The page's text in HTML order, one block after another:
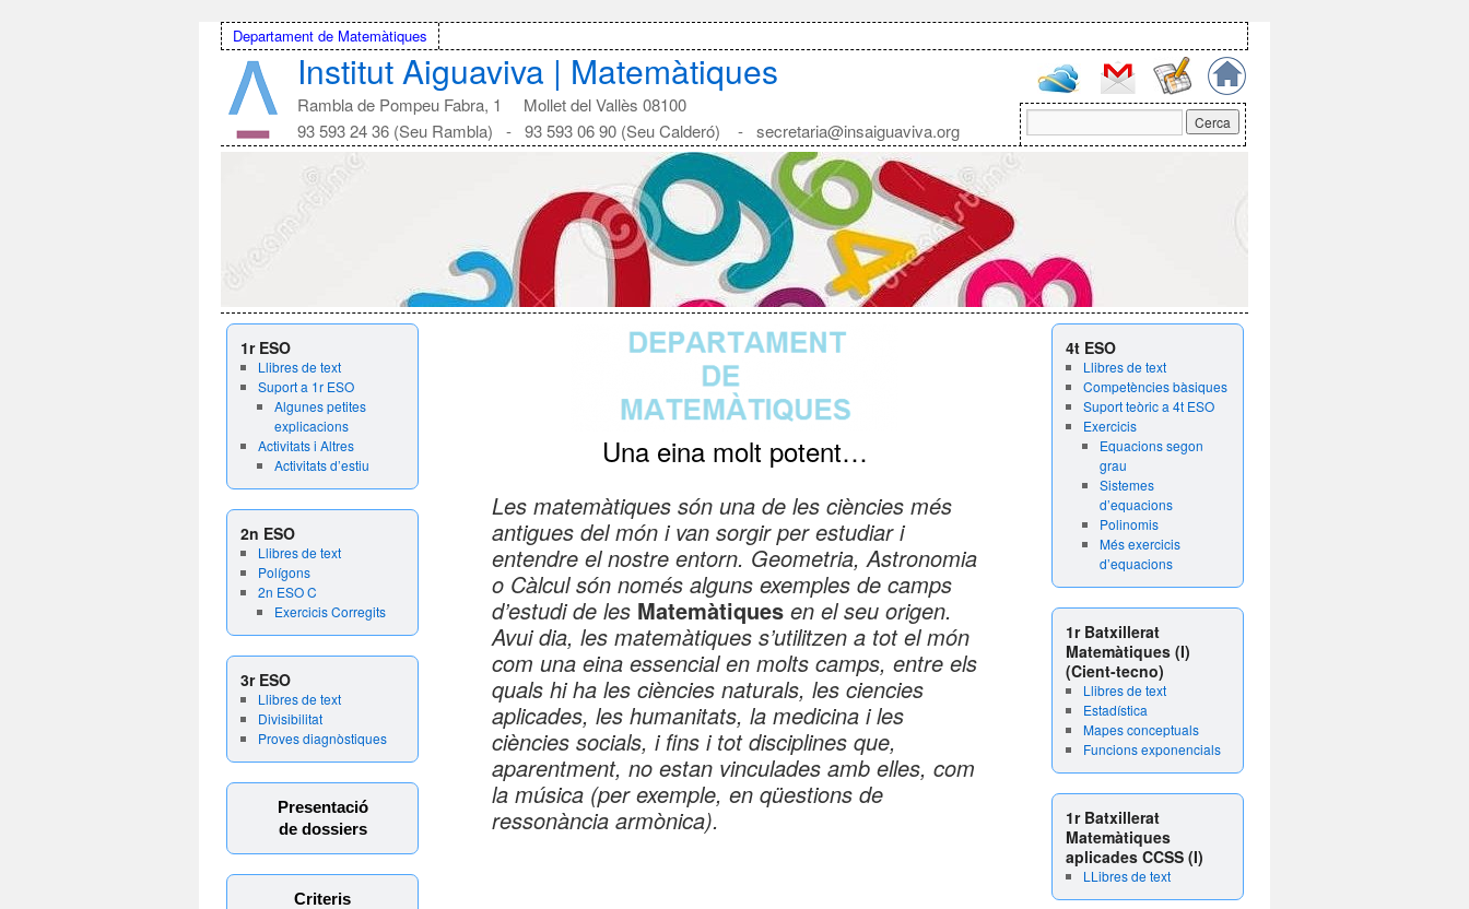
Departament de Matemàtiques
Institut Aiguaviva | Matemàtiques
Rambla de Pompeu Fabra, 1 Mollet del Vallès 08100
93 593 24 36 (Seu Rambla) - 93 593 06 90 (Seu Calderó) - secretaria@insaiguaviva.org
1r ESO
Llibres de text
Suport a 1r ESO
Algunes petites
explicacions
Activitats i Altres
Activitats d’estiu
2n ESO
Llibres de text
Polígons
2n ESO C
Exercicis Corregits
3r ESO
Llibres de text
Divisibilitat
Proves diagnòstiques
Presentació
de dossiers
Criteris
4t ESO
Llibres de text
Competències bàsiques
Suport teòric a 4t ESO
Exercicis
Equacions segon
grau
Sistemes
d’equacions
Polinomis
Més exercicis
d’equacions
1r Batxillerat
Matemàtiques (I)
(Cient-tecno)
Llibres de text
Estadística
Mapes conceptuals
Funcions exponencials
1r Batxillerat
Matemàtiques
aplicades CCSS (I)
LLibres de text
Una eina molt potent…
Les matemàtiques són una de les ciències més
antigues del món i van sorgir per estudiar i
entendre el nostre entorn. Geometria, Astronomia
o Càlcul són només alguns exemples de camps
d’estudi de les Matemàtiques en el seu origen.
Avui dia, les matemàtiques s’utilitzen a tot el món
com una eina essencial en molts camps, entre els
quals hi ha les ciències naturals, les ciencies
aplicades, les humanitats, la medicina i les
ciències socials, i fins i tot disciplines que,
aparentment, no estan vinculades amb elles, com
la música (per exemple, en qüestions de
ressonància armònica).